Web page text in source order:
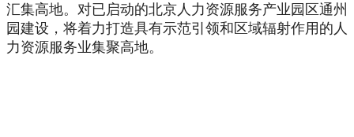
汇集高地。对已启动的北京人力资源服务产业园区通州
园建设，将着力打造具有示范引领和区域辐射作用的人
力资源服务业集聚高地。